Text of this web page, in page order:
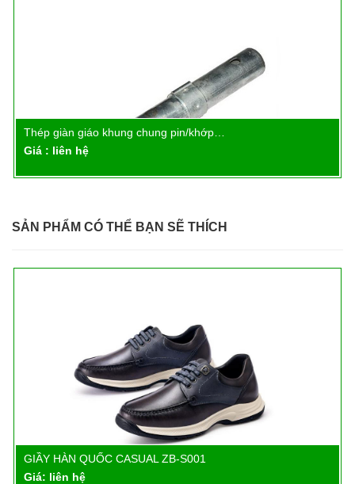
Chi tiết
Thép giàn giáo khung chung pin/khớp…
Giá : liên hệ
SẢN PHẨM CÓ THỂ BẠN SẼ THÍCH
Chi tiết
GIẦY HÀN QUỐC CASUAL ZB-S001
Giá: liên hệ